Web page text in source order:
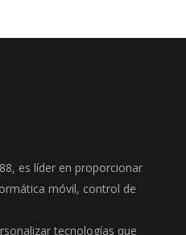
es líder en proporcionar
móvil, control de
tecnologías que